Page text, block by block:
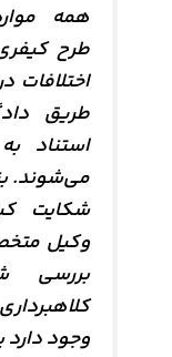
همه
طرح
اختلافات
طریق
استناد
می‌شوند.
شکایت
وکیل
بررسی
وجود دارد